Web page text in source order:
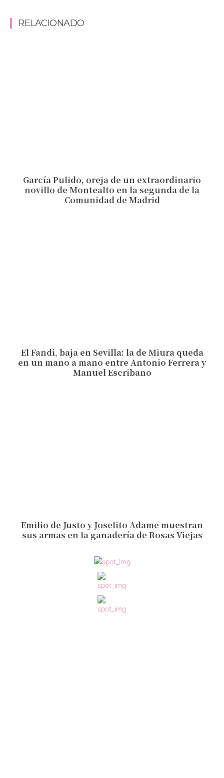
RELACIONADO
García Pulido, oreja de un extraordinario
novillo de Montealto en la segunda de la
Comunidad de Madrid
El Fandi, baja en Sevilla: la de Miura queda
en un mano a mano entre Antonio Ferrera y
Manuel Escribano
Emilio de Justo y Joselito Adame muestran
sus armas en la ganadería de Rosas Viejas